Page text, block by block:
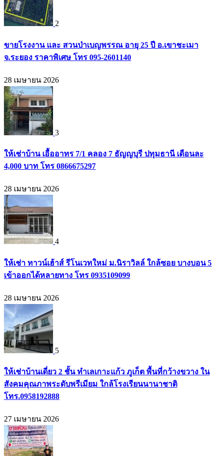
2
ขายโรงงาน และ สวนป่าเบญพรรณ อายุ 25 ปี อ.เขาชะเมา
จ.ระยอง ราคาพิเศษ โทร 095-2601140
28 เมษายน 2026
3
ให้เช่าบ้าน เอื้ออาทร 7/1 คลอง 7 ธัญญบุรี ปทุมธานี เดือนละ
4,000 บาท โทร 0866675297
28 เมษายน 2026
4
ให้เช่า ทาวน์เฮ้าส์ รีโนเวทใหม่ ม.นิราวิลล์ ใกล้ซอย บางบอน 5
เข้าออกได้หลายทาง โทร 0935109099
28 เมษายน 2026
5
ให้เช่าบ้านเดี่ยว 2 ชั้น ทำเลเกาะแก้ว ภูเก็ต พื้นที่กว้างขวาง ใน
สังคมคุณภาพระดับพรีเมียม ใกล้โรงเรียนนานาชาติ
โทร.0958192888
27 เมษายน 2026